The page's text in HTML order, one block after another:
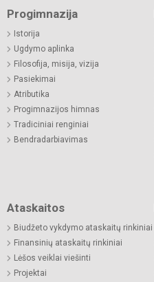
Progimnazija
Istorija
Ugdymo aplinka
Filosofija, misija, vizija
Pasiekimai
Atributika
Progimnazijos himnas
Tradiciniai renginiai
Bendradarbiavimas
Ataskaitos
Biudžeto vykdymo ataskaitų rinkiniai
Finansinių ataskaitų rinkiniai
Lėšos veiklai viešinti
Projektai